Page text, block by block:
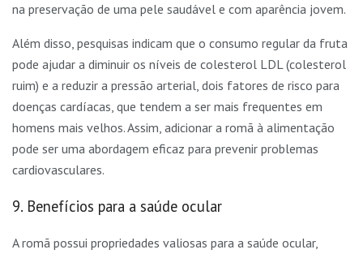
na preservação de uma pele saudável e com aparência jovem.
Além disso, pesquisas indicam que o consumo regular da fruta
pode ajudar a diminuir os níveis de colesterol LDL (colesterol
ruim) e a reduzir a pressão arterial, dois fatores de risco para
doenças cardíacas, que tendem a ser mais frequentes em
homens mais velhos. Assim, adicionar a romã à alimentação
pode ser uma abordagem eficaz para prevenir problemas
cardiovasculares.
9. Benefícios para a saúde ocular
A romã possui propriedades valiosas para a saúde ocular,